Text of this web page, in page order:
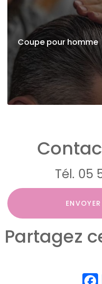
Coupe pour homme
Tél. 05
Partagez